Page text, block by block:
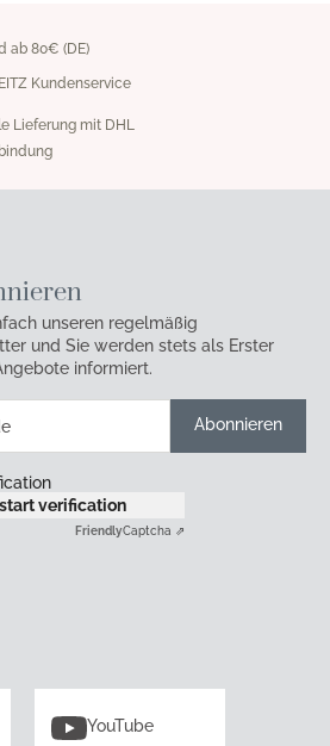
ab 80€ (DE)
Kundenservice
Lieferung mit DHL
unseren regelmäßig
und Sie werden stets als Erster
informiert.
Abonnieren
verification
FriendlyCaptcha ⇗
YouTube